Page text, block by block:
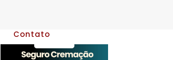
Contato